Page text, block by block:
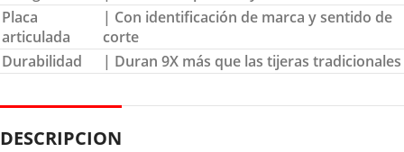
Placa
articulada
| Con identificación de marca y sentido de
corte
Durabilidad
| Duran 9X más que las tijeras tradicionales
DESCRIPCION